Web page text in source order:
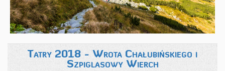
Tatry 2018 - Wrota Chałubińskiego i
Szpiglasowy Wierch